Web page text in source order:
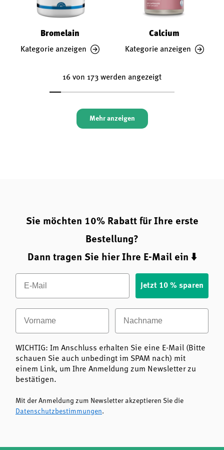
Bromelain
Kategorie anzeigen
Calcium
Kategorie anzeigen
16 von 173 werden angezeigt
Mehr anzeigen
Sie möchten 10% Rabatt für Ihre erste
Bestellung?
Dann tragen Sie hier Ihre E-Mail ein ⬇️
Email
Jetzt 10 % sparen
Vorname Nachname
WICHTIG: Im Anschluss erhalten Sie eine E-Mail (Bitte
schauen Sie auch unbedingt im SPAM nach) mit
einem Link, um Ihre Anmeldung zum Newsletter zu
bestätigen.
Mit der Anmeldung zum Newsletter akzeptieren Sie die
Datenschutzbestimmungen.